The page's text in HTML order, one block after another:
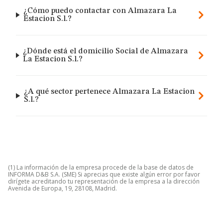
¿Cómo puedo contactar con Almazara La
Estacion S.l.?
¿Dónde está el domicilio Social de Almazara
La Estacion S.l.?
¿A qué sector pertenece Almazara La Estacion
S.l.?
(1) La información de la empresa procede de la base de datos de
INFORMA D&B S.A. (SME) Si aprecias que existe algún error por favor
dirígete acreditando tu representación de la empresa a la dirección
Avenida de Europa, 19, 28108, Madrid.